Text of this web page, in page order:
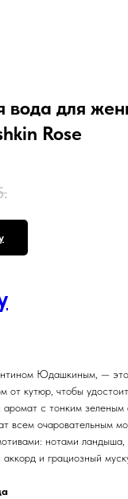
для
Rose
Юдашкиным, —
от кутюр, чтобы
аромат с тонким зеленым
всем очаровательным
нотами ландыша,
аккорд и грациозный